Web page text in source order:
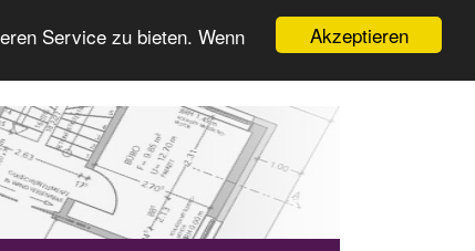
Akzeptieren
Service zu bieten. Wenn